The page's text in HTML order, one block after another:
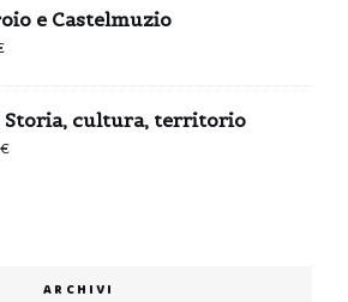
e Castelmuzio
Storia, cultura, territorio
€
ARCHIVI